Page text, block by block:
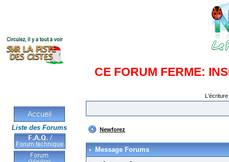
CE FORUM FERME:
Liste des Forums Newforez
Message Forums